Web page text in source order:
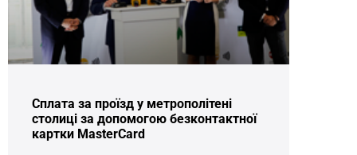
Сплата за проїзд у метрополітені
столиці за допомогою безконтактної
картки MasterCard